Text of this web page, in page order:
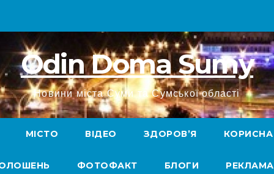
Odin Doma Sumy
Новини міста Суми та Сумської області
МІСТО ВІДЕО ЗДОРОВ’Я КОРИСНА
ФОТОФАКТ БЛОГИ РЕКЛАМА